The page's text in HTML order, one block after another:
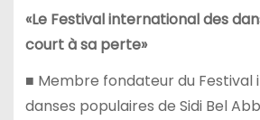
«Le Festival international des
court à sa perte»
■ Membre fondateur du Festival
danses populaires de Sidi Bel